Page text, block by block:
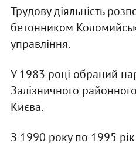
Трудову діяльність
бетонником
управління.
У 1983 році обраний
Залізничного
Києва.
З 1990 року по 1995